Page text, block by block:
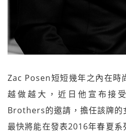
Zac Posen短短幾年之內在時
越做越大，近日他宣布接
Brothers的邀請，擔任該牌的
最快將能在發表2016年春夏